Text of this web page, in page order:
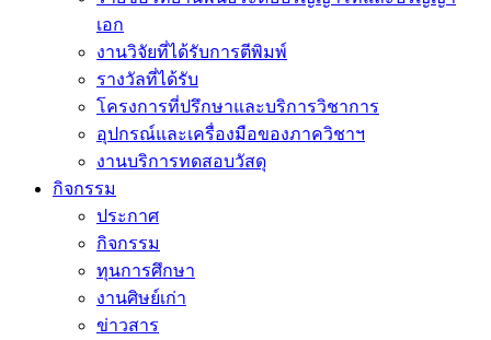
เอก
งานวิจัยที่ได้รับการตีพิมพ์
รางวัลที่ได้รับ
โครงการที่ปรึกษาและบริการวิชาการ
อุปกรณ์และเครื่องมือของภาควิชาฯ
งานบริการทดสอบวัสดุ
กิจกรรม
ประกาศ
กิจกรรม
ทุนการศึกษา
งานศิษย์เก่า
ข่าวสาร